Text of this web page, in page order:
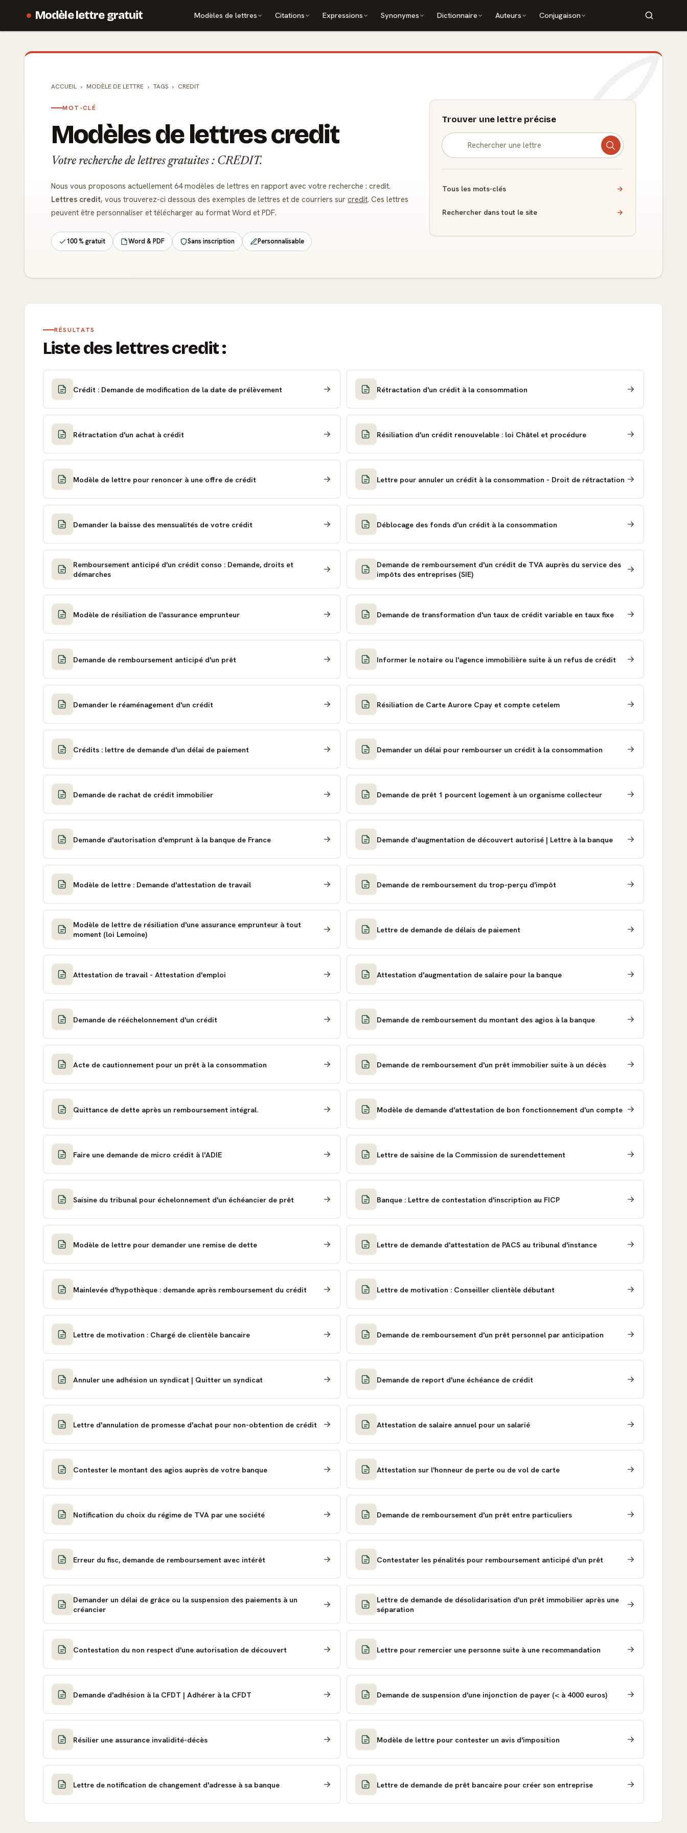
Modèle lettre gratuit Modèles de lettres Citations Expressions Synonymes Dictionnaire Auteurs Conjugaison
ACCUEIL MODÈLE DE LETTRE TAGS CREDIT
MOT-CLÉ
Modèles de lettres credit
Votre recherche de lettres gratuites : CREDIT.
Nous vous proposons actuellement 64 modèles de lettres en rapport avec votre recherche : credit.
Lettres credit, vous trouverez-ci dessous des exemples de lettres et de courriers sur credit. Ces lettres
peuvent être personnaliser et télécharger au format Word et PDF.
100 % gratuit Word & PDF Sans inscription Personnalisable
Trouver une lettre précise
Tous les mots-clés →
Rechercher dans tout le site →
RÉSULTATS
Liste des lettres credit :
Crédit : Demande de modification de la date de prélèvement Rétractation d'un crédit à la consommation
Rétractation d'un achat à crédit Résiliation d'un crédit renouvelable : loi Châtel et procédure
Modèle de lettre pour renoncer à une offre de crédit Lettre pour annuler un crédit à la consommation - Droit de rétractation
Demander la baisse des mensualités de votre crédit Déblocage des fonds d'un crédit à la consommation
Remboursement anticipé d'un crédit conso : Demande, droits et
démarches
Demande de remboursement d'un crédit de TVA auprès du service des
impôts des entreprises (SIE)
Modèle de résiliation de l'assurance emprunteur Demande de transformation d'un taux de crédit variable en taux fixe
Demande de remboursement anticipé d'un prêt Informer le notaire ou l'agence immobilière suite à un refus de crédit
Demander le réaménagement d'un crédit Résiliation de Carte Aurore Cpay et compte cetelem
Crédits : lettre de demande d'un délai de paiement Demander un délai pour rembourser un crédit à la consommation
Demande de rachat de crédit immobilier Demande de prêt 1 pourcent logement à un organisme collecteur
Demande d'autorisation d'emprunt à la banque de France Demande d'augmentation de découvert autorisé | Lettre à la banque
Modèle de lettre : Demande d'attestation de travail Demande de remboursement du trop-perçu d'impôt
Modèle de lettre de résiliation d'une assurance emprunteur à tout
moment (loi Lemoine)
Lettre de demande de délais de paiement
Attestation de travail - Attestation d'emploi Attestation d'augmentation de salaire pour la banque
Demande de rééchelonnement d'un crédit Demande de remboursement du montant des agios à la banque
Acte de cautionnement pour un prêt à la consommation Demande de remboursement d'un prêt immobilier suite à un décès
Quittance de dette après un remboursement intégral. Modèle de demande d'attestation de bon fonctionnement d'un compte
Faire une demande de micro crédit à l'ADIE Lettre de saisine de la Commission de surendettement
Saisine du tribunal pour échelonnement d'un échéancier de prêt Banque : Lettre de contestation d'inscription au FICP
Modèle de lettre pour demander une remise de dette Lettre de demande d'attestation de PACS au tribunal d'instance
Mainlevée d'hypothèque : demande après remboursement du crédit Lettre de motivation : Conseiller clientèle débutant
Lettre de motivation : Chargé de clientèle bancaire Demande de remboursement d'un prêt personnel par anticipation
Annuler une adhésion un syndicat | Quitter un syndicat Demande de report d'une échéance de crédit
Lettre d'annulation de promesse d'achat pour non-obtention de crédit Attestation de salaire annuel pour un salarié
Contester le montant des agios auprès de votre banque Attestation sur l'honneur de perte ou de vol de carte
Notification du choix du régime de TVA par une société Demande de remboursement d'un prêt entre particuliers
Erreur du fisc, demande de remboursement avec intérêt Contestater les pénalités pour remboursement anticipé d'un prêt
Demander un délai de grâce ou la suspension des paiements à un
créancier
Lettre de demande de désolidarisation d'un prêt immobilier après une
séparation
Contestation du non respect d'une autorisation de découvert Lettre pour remercier une personne suite à une recommandation
Demande d'adhésion à la CFDT | Adhérer à la CFDT Demande de suspension d'une injonction de payer (< à 4000 euros)
Résilier une assurance invalidité-décès Modèle de lettre pour contester un avis d'imposition
Lettre de notification de changement d'adresse à sa banque Lettre de demande de prêt bancaire pour créer son entreprise